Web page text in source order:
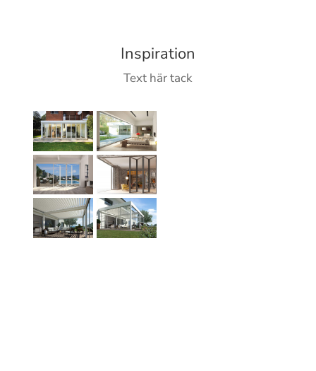
Inspiration
Text här tack